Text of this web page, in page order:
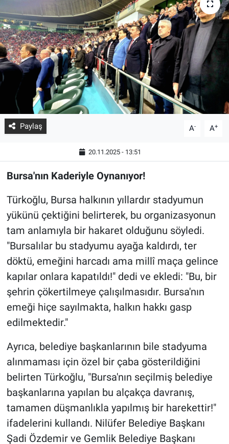
Paylaş A- A+
20.11.2025 - 13:51
Bursa'nın Kaderiyle Oynanıyor!
Türkoğlu, Bursa halkının yıllardır stadyumun
yükünü çektiğini belirterek, bu organizasyonun
tam anlamıyla bir hakaret olduğunu söyledi.
"Bursalılar bu stadyumu ayağa kaldırdı, ter
döktü, emeğini harcadı ama millî maça gelince
kapılar onlara kapatıldı!" dedi ve ekledi: "Bu, bir
şehrin çökertilmeye çalışılmasıdır. Bursa'nın
emeği hiçe sayılmakta, halkın hakkı gasp
edilmektedir."
Ayrıca, belediye başkanlarının bile stadyuma
alınmaması için özel bir çaba gösterildiğini
belirten Türkoğlu, "Bursa'nın seçilmiş belediye
başkanlarına yapılan bu alçakça davranış,
tamamen düşmanlıkla yapılmış bir harekettir!"
ifadelerini kullandı. Nilüfer Belediye Başkanı
Şadi Özdemir ve Gemlik Belediye Başkanı